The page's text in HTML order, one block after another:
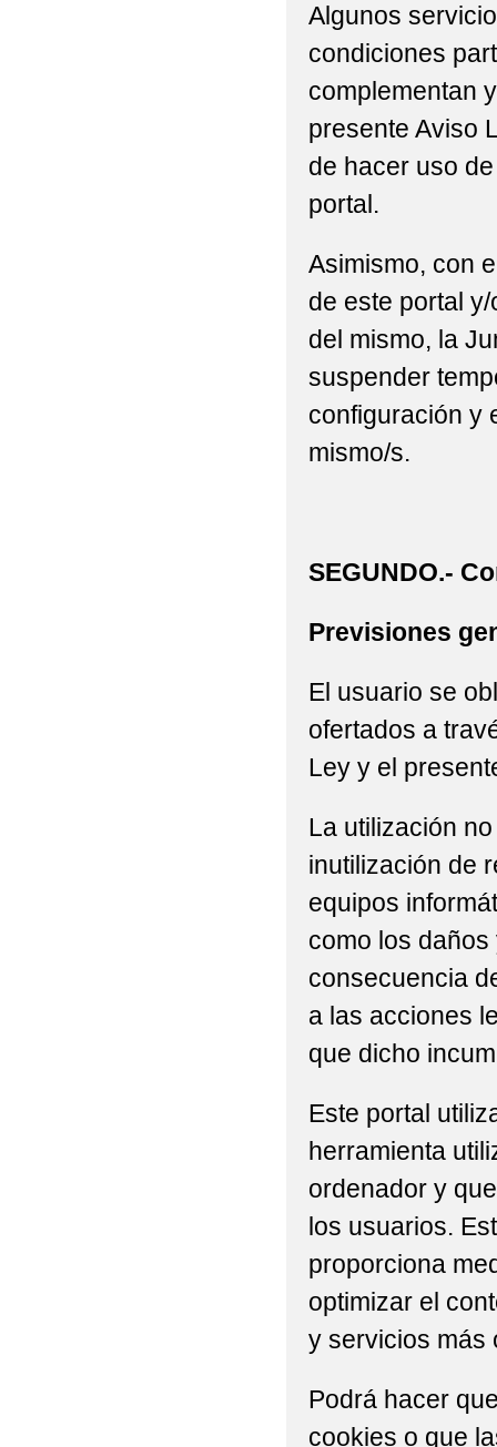
Algunos
condiciones
complementan
presente Aviso
de hacer uso
portal.
Asimismo, con
de este portal
del mismo, la
suspender
configuración y
mismo/s.
SEGUNDO.-
Previsiones
El usuario se
ofertados a
Ley y el
La utilización
inutilización de
equipos
como los
consecuencia
a las acciones
que dicho
Este portal
herramienta
ordenador y
los usuarios.
proporciona
optimizar el
y servicios más
Podrá hacer
cookies o que